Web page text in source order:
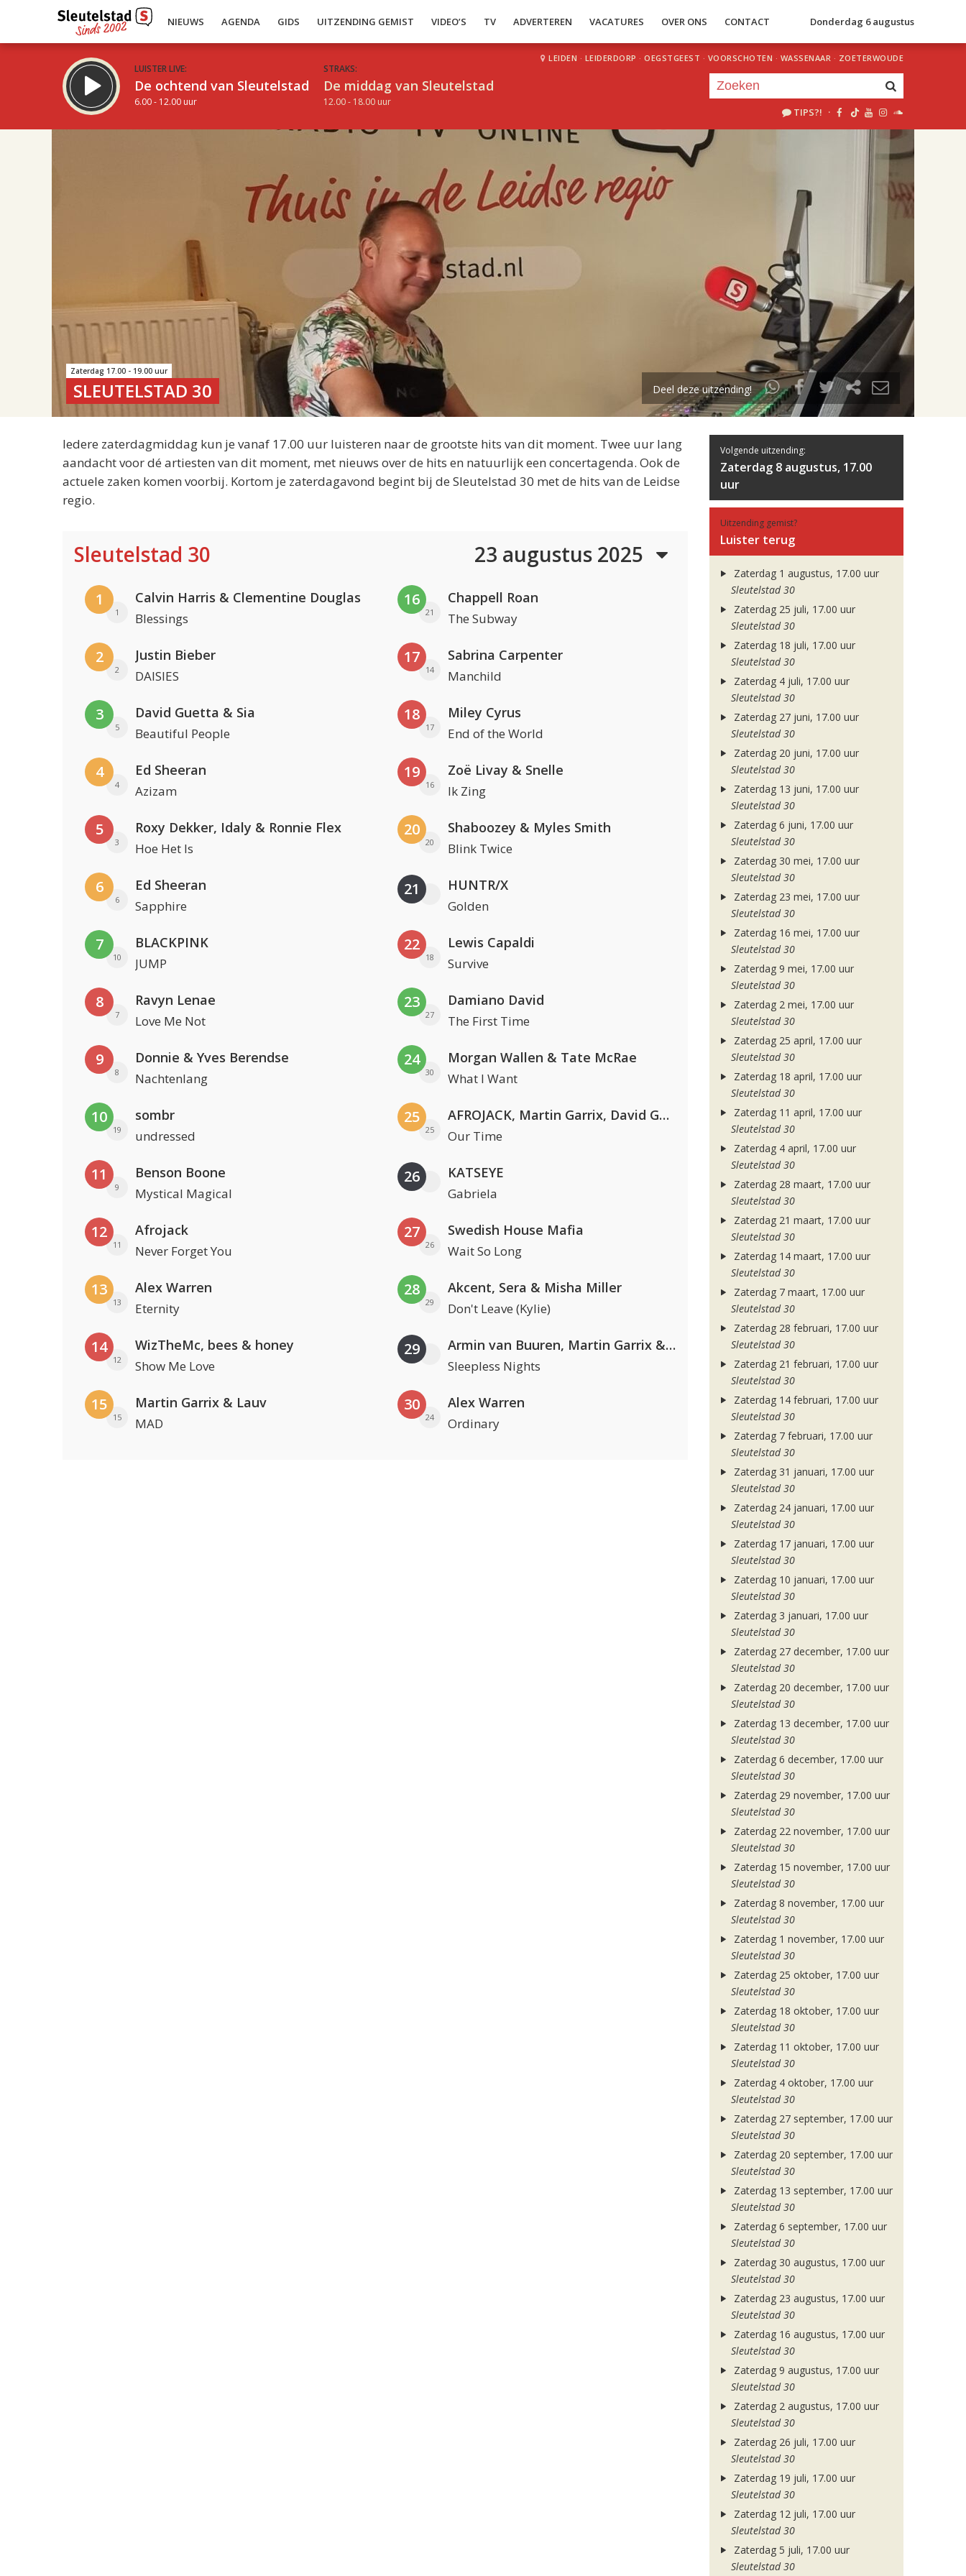
NIEUWS AGENDA GIDS UITZENDING GEMIST VIDEO’S TV ADVERTEREN VACATURES OVER ONS CONTACT Donderdag 6 augustus
LUISTER LIVE:
De ochtend van Sleutelstad
6.00 - 12.00 uur
STRAKS:
De middag van Sleutelstad
12.00 - 18.00 uur
LEIDEN · LEIDERDORP · OEGSTGEEST · VOORSCHOTEN · WASSENAAR · ZOETERWOUDE
TIPS?! ·
uur 1 van 2
Volgend uur
Zaterdag 17.00 - 19.00 uur
SLEUTELSTAD 30 Deel deze uitzending!
Iedere zaterdagmiddag kun je vanaf 17.00 uur luisteren naar de grootste hits van dit moment. Twee uur lang
aandacht voor dé artiesten van dit moment, met nieuws over de hits en natuurlijk een concertagenda. Ook de
actuele zaken komen voorbij. Kortom je zaterdagavond begint bij de Sleutelstad 30 met de hits van de Leidse
regio.
Sleutelstad 30 23 augustus 2025
1
1
Calvin Harris & Clementine Douglas
Blessings
2
2
Justin Bieber
DAISIES
3
5
David Guetta & Sia
Beautiful People
4
4
Ed Sheeran
Azizam
5
3
Roxy Dekker, Idaly & Ronnie Flex
Hoe Het Is
6
6
Ed Sheeran
Sapphire
7
10
BLACKPINK
JUMP
8
7
Ravyn Lenae
Love Me Not
9
8
Donnie & Yves Berendse
Nachtenlang
10
19
sombr
undressed
11
9
Benson Boone
Mystical Magical
12
11
Afrojack
Never Forget You
13
13
Alex Warren
Eternity
14
12
WizTheMc, bees & honey
Show Me Love
15
15
Martin Garrix & Lauv
MAD
16
21
Chappell Roan
The Subway
17
14
Sabrina Carpenter
Manchild
18
17
Miley Cyrus
End of the World
19
16
Zoë Livay & Snelle
Ik Zing
20
20
Shaboozey & Myles Smith
Blink Twice
21 HUNTR/X
Golden
22
18
Lewis Capaldi
Survive
23
27
Damiano David
The First Time
24
30
Morgan Wallen & Tate McRae
What I Want
25
25
AFROJACK, Martin Garrix, David Guetta & Amél
Our Time
26 KATSEYE
Gabriela
27
26
Swedish House Mafia
Wait So Long
28
29
Akcent, Sera & Misha Miller
Don't Leave (Kylie)
29 Armin van Buuren, Martin Garrix & Libby Whitehouse
Sleepless Nights
30
24
Alex Warren
Ordinary
Volgende uitzending:
Zaterdag 8 augustus, 17.00
uur
Uitzending gemist?
Luister terug
Zaterdag 1 augustus, 17.00 uur
Sleutelstad 30
Zaterdag 25 juli, 17.00 uur
Sleutelstad 30
Zaterdag 18 juli, 17.00 uur
Sleutelstad 30
Zaterdag 4 juli, 17.00 uur
Sleutelstad 30
Zaterdag 27 juni, 17.00 uur
Sleutelstad 30
Zaterdag 20 juni, 17.00 uur
Sleutelstad 30
Zaterdag 13 juni, 17.00 uur
Sleutelstad 30
Zaterdag 6 juni, 17.00 uur
Sleutelstad 30
Zaterdag 30 mei, 17.00 uur
Sleutelstad 30
Zaterdag 23 mei, 17.00 uur
Sleutelstad 30
Zaterdag 16 mei, 17.00 uur
Sleutelstad 30
Zaterdag 9 mei, 17.00 uur
Sleutelstad 30
Zaterdag 2 mei, 17.00 uur
Sleutelstad 30
Zaterdag 25 april, 17.00 uur
Sleutelstad 30
Zaterdag 18 april, 17.00 uur
Sleutelstad 30
Zaterdag 11 april, 17.00 uur
Sleutelstad 30
Zaterdag 4 april, 17.00 uur
Sleutelstad 30
Zaterdag 28 maart, 17.00 uur
Sleutelstad 30
Zaterdag 21 maart, 17.00 uur
Sleutelstad 30
Zaterdag 14 maart, 17.00 uur
Sleutelstad 30
Zaterdag 7 maart, 17.00 uur
Sleutelstad 30
Zaterdag 28 februari, 17.00 uur
Sleutelstad 30
Zaterdag 21 februari, 17.00 uur
Sleutelstad 30
Zaterdag 14 februari, 17.00 uur
Sleutelstad 30
Zaterdag 7 februari, 17.00 uur
Sleutelstad 30
Zaterdag 31 januari, 17.00 uur
Sleutelstad 30
Zaterdag 24 januari, 17.00 uur
Sleutelstad 30
Zaterdag 17 januari, 17.00 uur
Sleutelstad 30
Zaterdag 10 januari, 17.00 uur
Sleutelstad 30
Zaterdag 3 januari, 17.00 uur
Sleutelstad 30
Zaterdag 27 december, 17.00 uur
Sleutelstad 30
Zaterdag 20 december, 17.00 uur
Sleutelstad 30
Zaterdag 13 december, 17.00 uur
Sleutelstad 30
Zaterdag 6 december, 17.00 uur
Sleutelstad 30
Zaterdag 29 november, 17.00 uur
Sleutelstad 30
Zaterdag 22 november, 17.00 uur
Sleutelstad 30
Zaterdag 15 november, 17.00 uur
Sleutelstad 30
Zaterdag 8 november, 17.00 uur
Sleutelstad 30
Zaterdag 1 november, 17.00 uur
Sleutelstad 30
Zaterdag 25 oktober, 17.00 uur
Sleutelstad 30
Zaterdag 18 oktober, 17.00 uur
Sleutelstad 30
Zaterdag 11 oktober, 17.00 uur
Sleutelstad 30
Zaterdag 4 oktober, 17.00 uur
Sleutelstad 30
Zaterdag 27 september, 17.00 uur
Sleutelstad 30
Zaterdag 20 september, 17.00 uur
Sleutelstad 30
Zaterdag 13 september, 17.00 uur
Sleutelstad 30
Zaterdag 6 september, 17.00 uur
Sleutelstad 30
Zaterdag 30 augustus, 17.00 uur
Sleutelstad 30
Zaterdag 23 augustus, 17.00 uur
Sleutelstad 30
Zaterdag 16 augustus, 17.00 uur
Sleutelstad 30
Zaterdag 9 augustus, 17.00 uur
Sleutelstad 30
Zaterdag 2 augustus, 17.00 uur
Sleutelstad 30
Zaterdag 26 juli, 17.00 uur
Sleutelstad 30
Zaterdag 19 juli, 17.00 uur
Sleutelstad 30
Zaterdag 12 juli, 17.00 uur
Sleutelstad 30
Zaterdag 5 juli, 17.00 uur
Sleutelstad 30